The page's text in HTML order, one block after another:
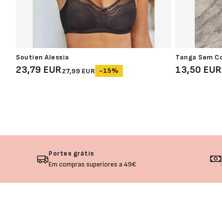
Soutien Alessia
23,79 EUR27,99 EUR -15%
Tanga Sem
13,50 EUR
Portes grátis
Em compras superiores a 49€